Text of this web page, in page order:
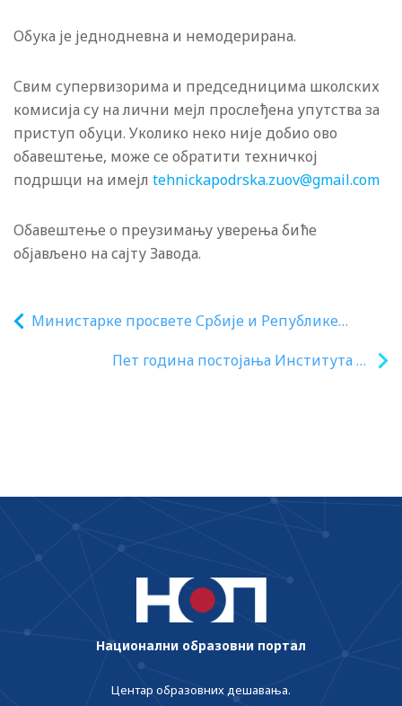
Обука је једнодневна и немодерирана.
Свим супервизорима и председницима школских
комисија су на лични мејл прослеђена упутства за
приступ обуци. Уколико неко није добио ово
обавештење, може се обратити техничкој
подршци на имејл tehnickapodrska.zuov@gmail.com
Обавештење о преузимању уверења биће
објављено на сајту Завода.
Министарке просвете Србије и Републике
Пет година постојања Института за
Национални образовни портал
Центар образовних дешавања.